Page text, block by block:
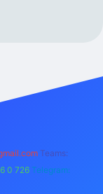
Teams:
0 726 Telegram: